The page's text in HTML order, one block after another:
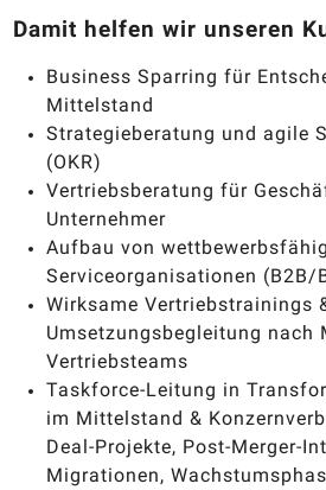
Damit helfen wir unseren
Business Sparring für
Mittelstand
Strategieberatung und agile
(OKR)
Vertriebsberatung für
Unternehmer
Aufbau von
Serviceorganisationen (B2B/
Wirksame Vertriebstrainings
Umsetzungsbegleitung nach
Vertriebsteams
Taskforce-Leitung in
im Mittelstand &
Deal-Projekte, Post-Merger-
Migrationen,